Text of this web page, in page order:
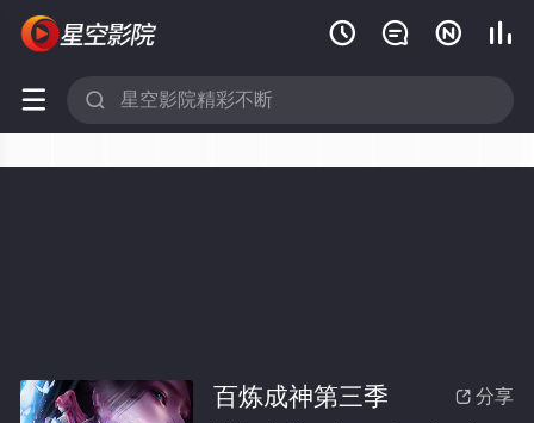
   
 
 分享
百炼成神第三季